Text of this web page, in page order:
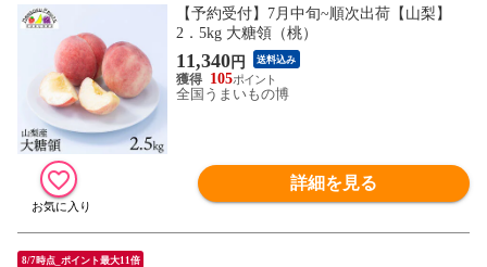
【予約受付】7月中旬~順次出荷【山梨】
2．5kg 大糖領（桃）
11,340円 送料込み
105
全国うまいもの博
詳細を見る
8/7時点_ポイント最大11倍